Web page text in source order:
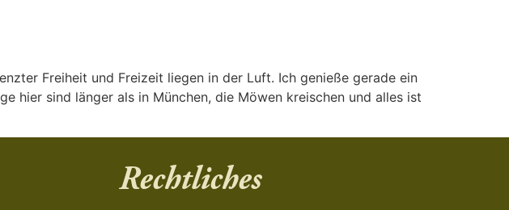
Freiheit und Freizeit liegen in der Luft. Ich genieße gerade ein
hier sind länger als in München, die Möwen kreischen und alles ist
Rechtliches